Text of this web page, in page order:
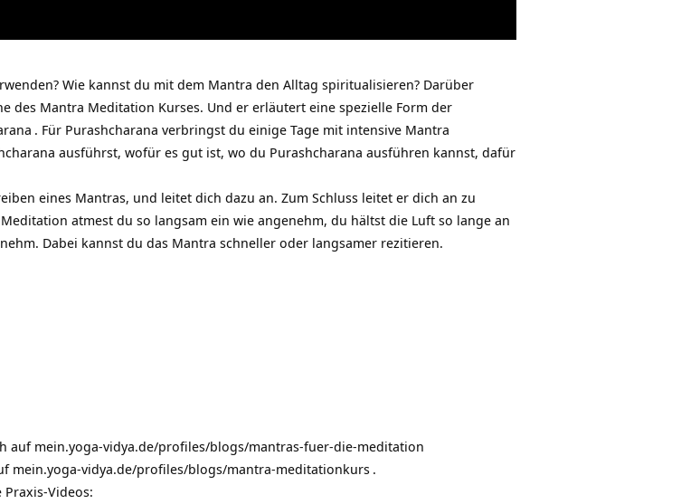
Wie kannst du mit dem Mantra den Alltag spiritualisieren? Darüber
des Mantra Meditation Kurses. Und er erläutert eine spezielle Form der
. Für Purashcharana verbringst du einige Tage mit intensive Mantra
ausführst, wofür es gut ist, wo du Purashcharana ausführen kannst, dafür
eines Mantras, und leitet dich dazu an. Zum Schluss leitet er dich an zu
atmest du so langsam ein wie angenehm, du hältst die Luft so lange an
Dabei kannst du das Mantra schneller oder langsamer rezitieren.
auf mein.yoga-vidya.de/profiles/blogs/mantras-fuer-die-meditation
mein.yoga-vidya.de/profiles/blogs/mantra-meditationkurs .
Videos: